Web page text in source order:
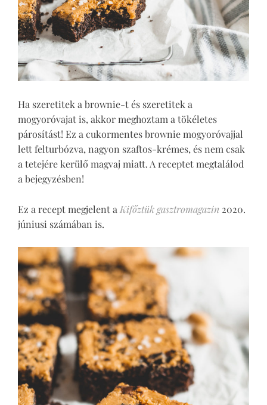
Ha szeretitek a brownie-t és szeretitek a
mogyoróvajat is, akkor meghoztam a tökéletes
párosítást! Ez a cukormentes brownie mogyoróvajjal
lett felturbózva, nagyon szaftos-krémes, és nem csak
a tetejére kerülő magvaj miatt. A receptet megtalálod
a bejegyzésben!
Ez a recept megjelent a Kifőztük gasztromagazin 2020.
júniusi számában is.